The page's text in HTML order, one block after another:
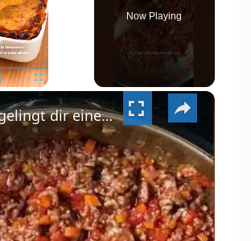
Now Playing
×
So gelingt dir eine klassische Lasagne wie vom Italiener #shorts